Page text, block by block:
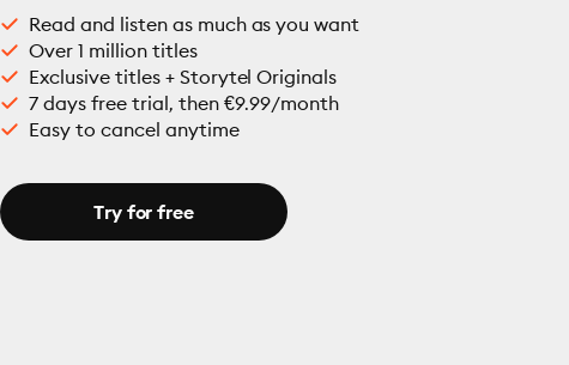
Read and listen as much as you want
Over 1 million titles
Exclusive titles + Storytel Originals
7 days free trial, then €9.99/month
Easy to cancel anytime
Try for free